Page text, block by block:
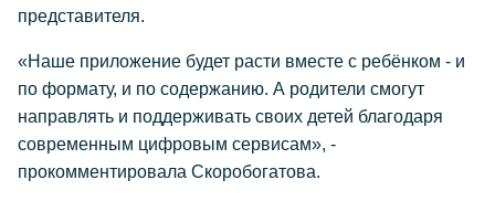
представителя.
«Наше приложение будет расти вместе с ребёнком - и
по формату, и по содержанию. А родители смогут
направлять и поддерживать своих детей благодаря
современным цифровым сервисам», -
прокомментировала Скоробогатова.